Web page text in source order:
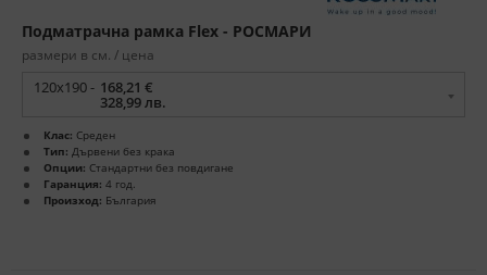
Подматрачна рамка Flex - РОСМАРИ
размери в см. / цена
120x190 - 168,21 €
328,99 лв.
Клас: Среден
Тип: Дървени без крака
Опции: Стандартни без повдигане
Гаранция: 4 год.
Произход: България